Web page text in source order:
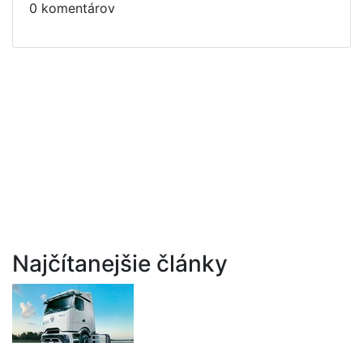
0 komentárov
Najčítanejšie články